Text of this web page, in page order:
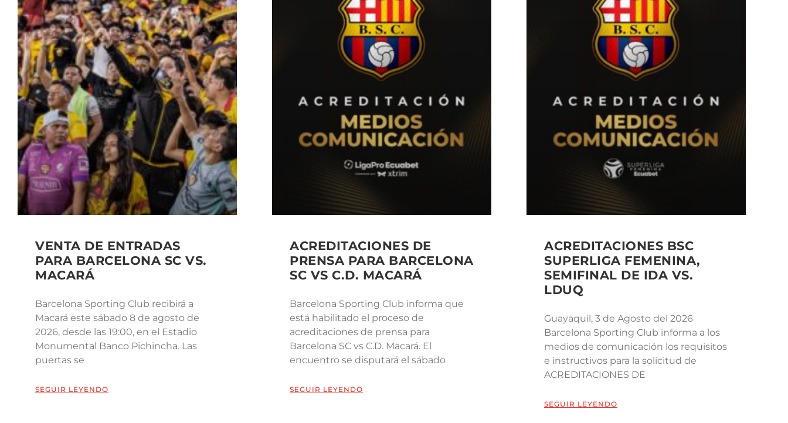
VENTA DE ENTRADAS
PARA BARCELONA SC VS.
MACARÁ
Barcelona Sporting Club recibirá a
Macará este sábado 8 de agosto de
2026, desde las 19:00, en el Estadio
Monumental Banco Pichincha. Las
puertas se
SEGUIR LEYENDO
ACREDITACIONES DE
PRENSA PARA BARCELONA
SC VS C.D. MACARÁ
Barcelona Sporting Club informa que
está habilitado el proceso de
acreditaciones de prensa para
Barcelona SC vs C.D. Macará. El
encuentro se disputará el sábado
SEGUIR LEYENDO
ACREDITACIONES BSC
SUPERLIGA FEMENINA,
SEMIFINAL DE IDA VS.
LDUQ
Guayaquil, 3 de Agosto del 2026
Barcelona Sporting Club informa a los
medios de comunicación los requisitos
e instructivos para la solicitud de
ACREDITACIONES DE
SEGUIR LEYENDO